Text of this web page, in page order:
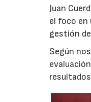
Juan
el foco en
gestión
Según